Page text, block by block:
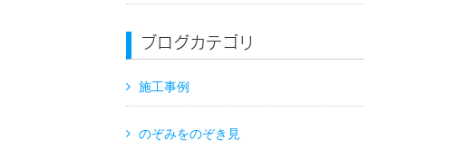
ブログカテゴリ
施工事例
のぞみをのぞき見